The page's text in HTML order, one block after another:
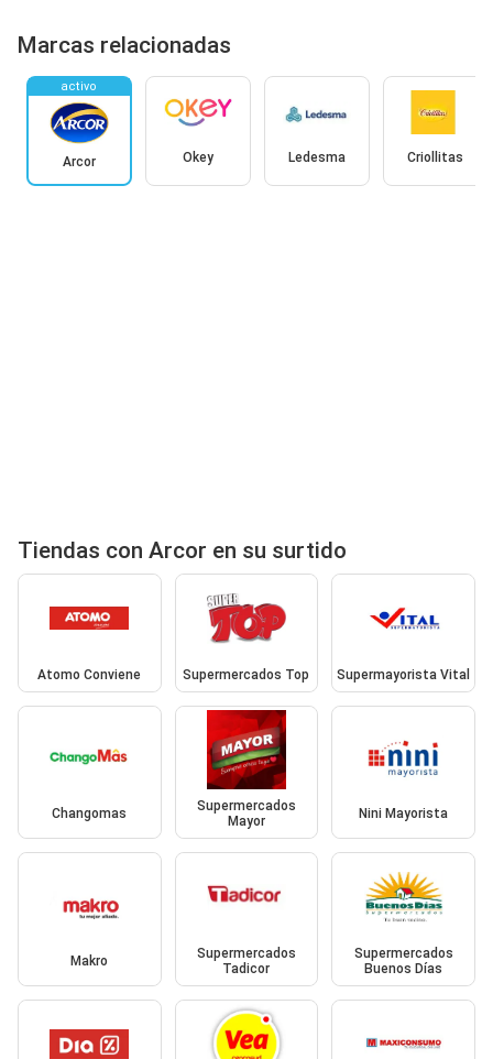
Marcas relacionadas
activo
Arcor Okey Ledesma Criollitas
Tiendas con Arcor en su surtido
Atomo Conviene Supermercados Top Supermayorista Vital
Changomas
Supermercados
Mayor
Nini Mayorista
Makro
Supermercados
Tadicor
Supermercados
Buenos Días